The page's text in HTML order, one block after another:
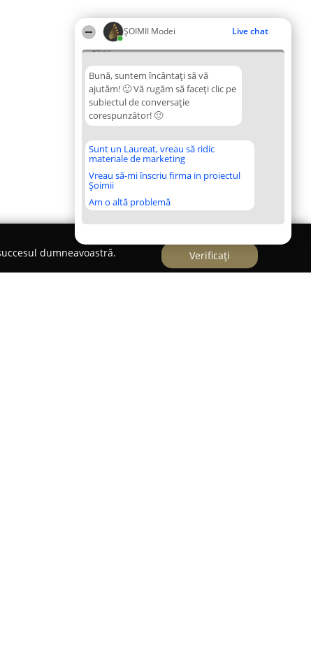
ȘOIMII Modei Live chat
20:39
Bună, suntem încântați să vă
ajutăm! 🙂 Vă rugăm să faceți clic pe
subiectul de conversație
corespunzător! 🙂
Sunt un Laureat, vreau să ridic
materiale de marketing
Vreau să-mi înscriu firma in proiectul
Șoimii
Am o altă problemă
dumneavoastră.
Verificați